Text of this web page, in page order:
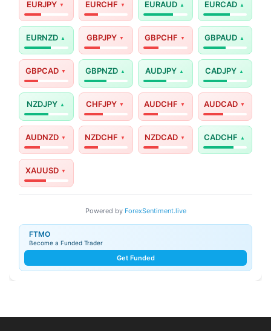
EURJPY EURCHF EURAUD EURCAD
EURNZD GBPJPY GBPCHF GBPAUD
GBPCAD GBPNZD AUDJPY CADJPY
NZDJPY CHFJPY AUDCHF AUDCAD
AUDNZD NZDCHF NZDCAD CADCHF
XAUUSD
Powered by ForexSentiment.live
FTMO
Become a Funded Trader
Get Funded